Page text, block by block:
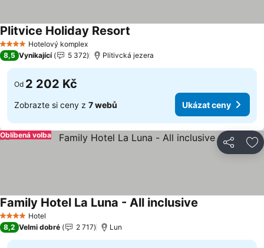
4 Počet hvězdiček
Hotelový komplex
Plitvice Holiday Resort
8,5 Vynikající 5 372 Plitivcká jezera
Od 2 202 Kč
Zobrazte si ceny z 7 webů Ukázat ceny
Sdílet
Oblíbená volba
4 Počet hvězdiček
Hotel
Family Hotel La Luna - All inclusive
8,2 Velmi dobré 2 717 Lun